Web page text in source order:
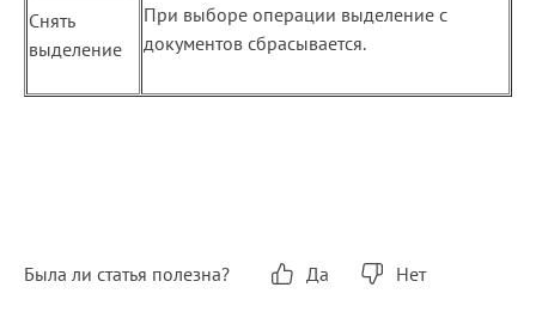
Снять
выделение
При выборе операции выделение с
документов сбрасывается.
Была ли статья полезна? Да Нет